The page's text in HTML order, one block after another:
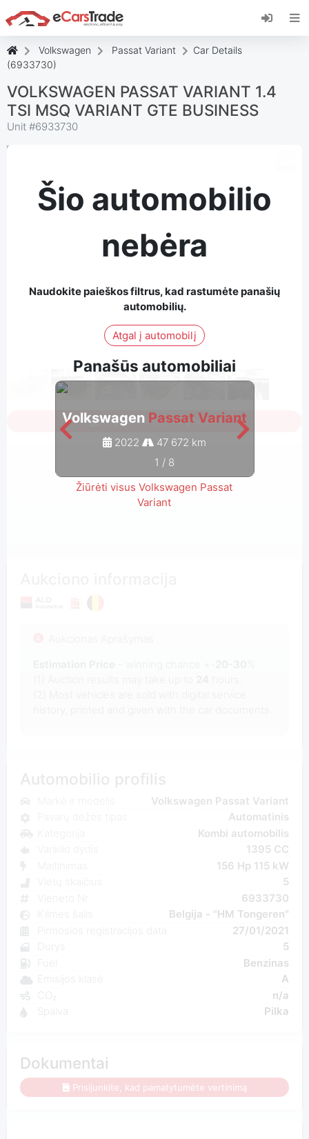
Įdiekite "eCarsTrade" internetinę programėlę,
pridėkite ją prie pagrindinio ekrano ir iš karto
gaukite atnaujinimus.
Volkswagen Passat Variant
Car Details
(6933730)
VOLKSWAGEN PASSAT VARIANT 1.4
TSI MSQ VARIANT GTE BUSINESS
Unit #6933730
Šio automobilio
nebėra
Naudokite paieškos filtrus, kad rastumėte panašių
automobilių.
Atgal į automobilį
Panašūs automobiliai
Volkswagen Passat Variant
2022 47 672 km
1 / 8
Žiūrėti visus Volkswagen Passat
Variant
Sign in to see all photos
Volkswagen Passat Variant
Automatinis
Kombi automobilis
1395 CC
156 Hp 115 kW
5
6933730
Belgija - "HM Tongeren"
27/01/2021
5
Benzinas
A
n/a
Spalva
Pilka
Dokumentai
Prisijunkite, kad pamatytumėte vertinimą